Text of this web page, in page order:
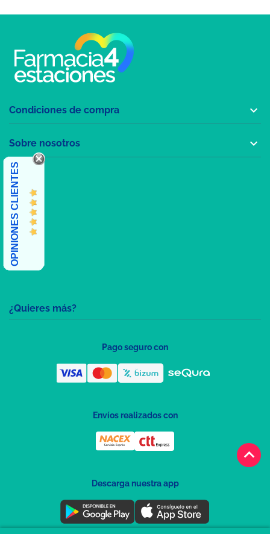
keyboard_arrow_up
¿Quieres más?
Condiciones de compra 
Sobre nosotros 
OPINIONES CLIENTES
Pago seguro con
Envíos realizados con
Descarga nuestra app